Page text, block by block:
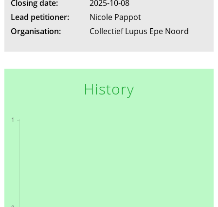
Closing date:
2025-10-08
Lead petitioner:
Nicole Pappot
Organisation:
Collectief Lupus Epe Noord
History